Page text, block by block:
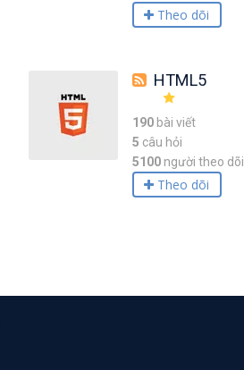
Theo dõi
HTML5
190bài viết
5 câu hỏi
5100 người theo dõi
Theo dõi